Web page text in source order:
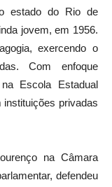
estado do Rio de
jovem, em 1956.
exercendo o
Com enfoque
Escola Estadual
instituições privadas
na Câmara
defendeu